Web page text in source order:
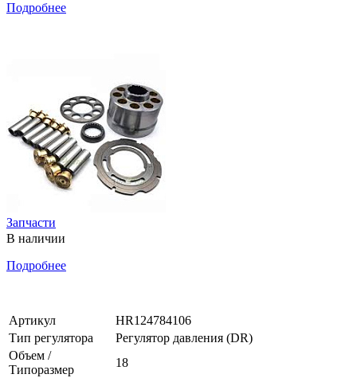
Подробнее
Запчасти
В наличии
Подробнее
Артикул
HR124784106
Тип регулятора
Регулятор давления (DR)
Объем /
Типоразмер
18